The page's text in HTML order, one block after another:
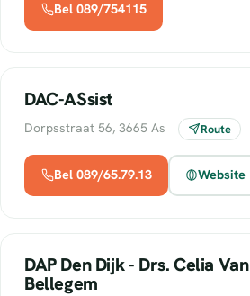
Bel 089/754115
DAC-ASsist
Dorpsstraat 56, 3665 As Route
Bel 089/65.79.13 Website
DAP Den Dijk - Drs. Celia Van
Bellegem